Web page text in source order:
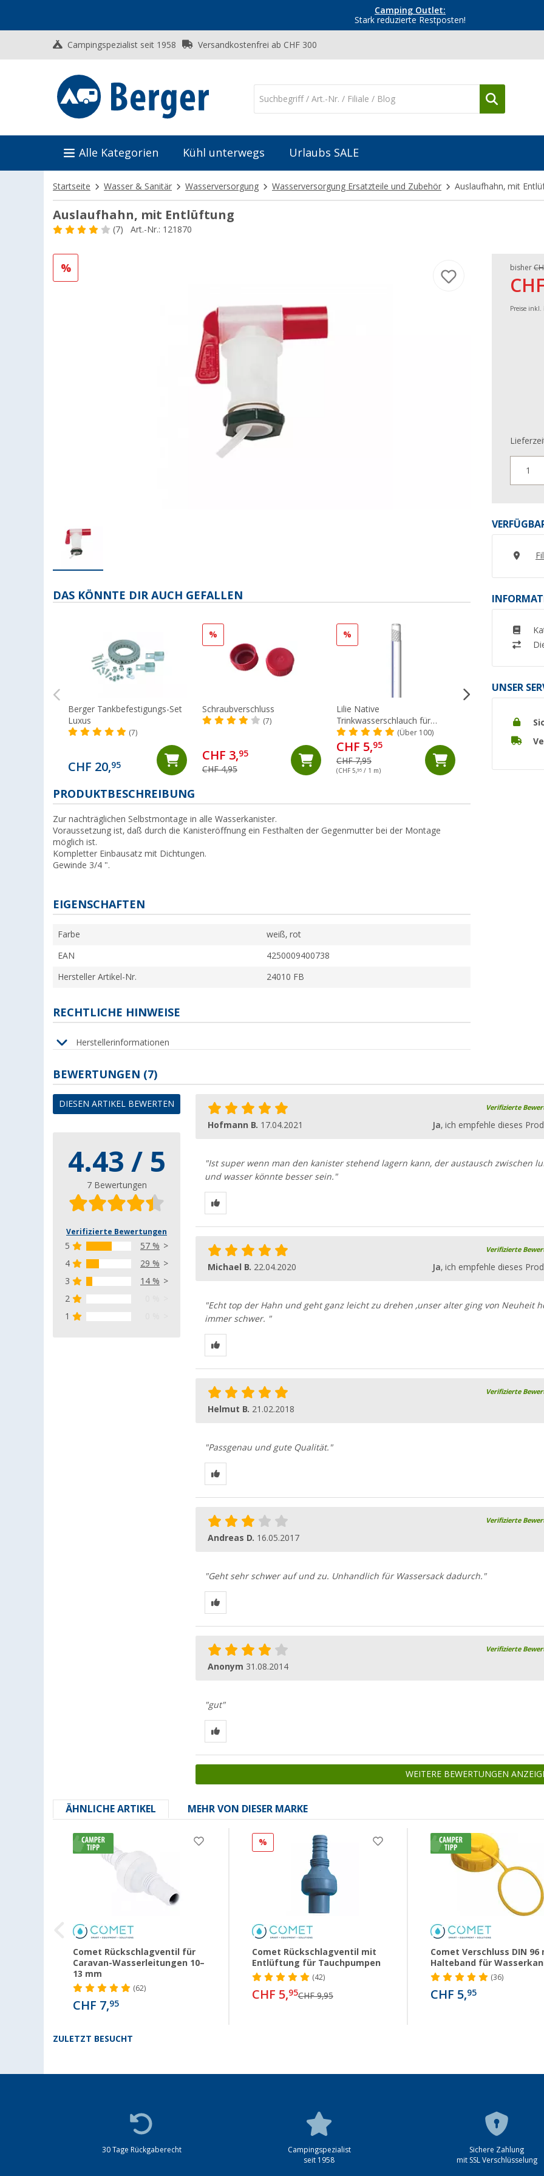
Camping Outlet:
Stark reduzierte Restposten!
Campingspezialist seit 1958 Versandkostenfrei ab CHF 300
Alle Kategorien Kühl unterwegs Urlaubs SALE
Startseite Wasser & Sanitär Wasserversorgung Wasserversorgung Ersatzteile und Zubehör Auslaufhahn, mit
Auslaufhahn, mit Entlüftung
(7) Art.-Nr.: 121870
% bisher
Preise inkl.
1
UNSER
DAS KÖNNTE DIR AUCH GEFALLEN
Berger Tankbefestigungs-Set
Luxus
(7)
CHF 20,95
%
Schraubverschluss
(7)
CHF 3,95
CHF 4,95
%
Lilie Native
Trinkwasserschlauch für
Kaltwasser 10x15 mm
(Meterware)
(Über 100)
CHF 5,95
CHF 7,95
(CHF 5,95 / 1 m)
95
95/ 1 m)
PRODUKTBESCHREIBUNG
Zur nachträglichen Selbstmontage in alle Wasserkanister.
Voraussetzung ist, daß durch die Kanisteröffnung ein Festhalten der Gegenmutter bei der Montage
möglich ist.
Kompletter Einbausatz mit Dichtungen.
Gewinde 3/4 ".
EIGENSCHAFTEN
Farbe weiß, rot
EAN 4250009400738
Hersteller Artikel-Nr. 24010 FB
RECHTLICHE HINWEISE
Herstellerinformationen
BEWERTUNGEN (7)
DIESEN ARTIKEL BEWERTEN
4.43 / 5
7 Bewertungen
Verifizierte Bewertungen
5
57 %
4
29 %
3
14 %
2
1
Verifizierte
Hofmann B. 17.04.2021 Ja, ich empfehle dieses
"Ist super wenn man den kanister stehend lagern kann, der austausch zwischen
und wasser könnte besser sein."
Verifizierte
Michael B. 22.04.2020 Ja, ich empfehle dieses
"Echt top der Hahn und geht ganz leicht zu drehen ,unser alter ging von Neuheit
immer schwer. "
Verifizierte
Helmut B. 21.02.2018
"Passgenau und gute Qualität."
Verifizierte
Andreas D. 16.05.2017
"Geht sehr schwer auf und zu. Unhandlich für Wassersack dadurch."
Verifizierte
Anonym 31.08.2014
"gut"
WEITERE BEWERTUNGEN
ÄHNLICHE ARTIKEL MEHR VON DIESER MARKE
Comet Rückschlagventil für
Caravan-Wasserleitungen 10–
13 mm
(62)
CHF 7,95
%
Comet Rückschlagventil mit
Entlüftung für Tauchpumpen
(42)
CHF 5,95CHF 9,95
Comet Verschluss DIN 96
Halteband für
(36)
CHF 5,95
ZULETZT BESUCHT
30 Tage Rückgaberecht
Campingspezialist
seit 1958
Sichere Zahlung
mit SSL Verschlüsselung